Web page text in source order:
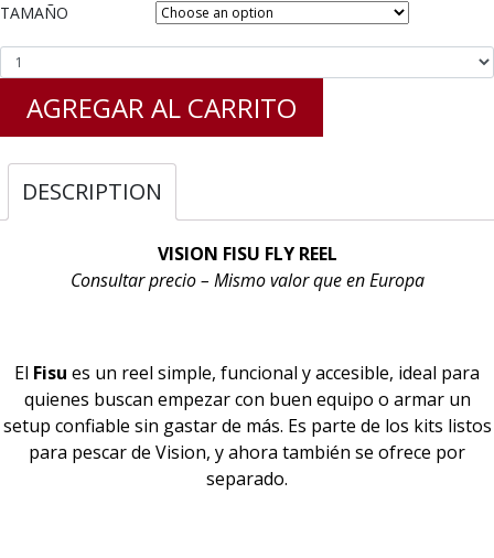
TAMAÑO
AGREGAR AL CARRITO
DESCRIPTION
VISION FISU FLY REEL
Consultar precio – Mismo valor que en Europa
El Fisu es un reel simple, funcional y accesible, ideal para
quienes buscan empezar con buen equipo o armar un
setup confiable sin gastar de más. Es parte de los kits listos
para pescar de Vision, y ahora también se ofrece por
separado.